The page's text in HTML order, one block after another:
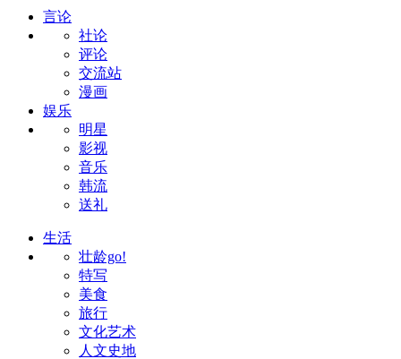
言论
社论
评论
交流站
漫画
娱乐
明星
影视
音乐
韩流
送礼
生活
壮龄go!
特写
美食
旅行
文化艺术
人文史地